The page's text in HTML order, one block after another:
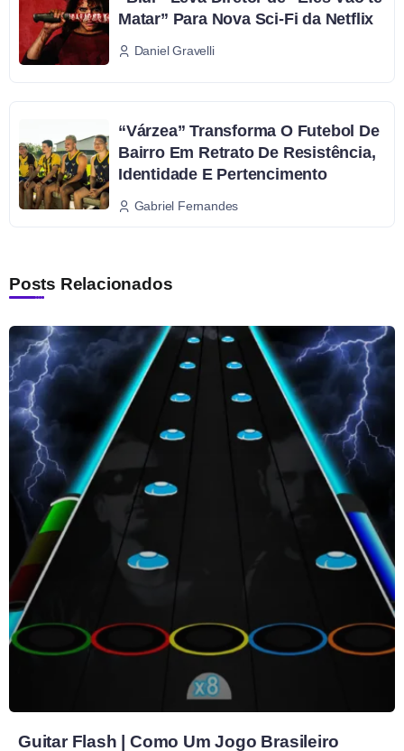
Matar” Para Nova Sci-Fi da Netflix
Daniel Gravelli
“Várzea” Transforma O Futebol De
Bairro Em Retrato De Resistência,
Identidade E Pertencimento
Gabriel Fernandes
Posts Relacionados
Guitar Flash | Como Um Jogo Brasileiro